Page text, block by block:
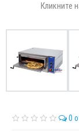
Кликните
0